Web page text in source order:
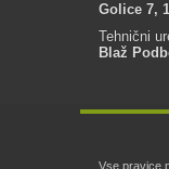
Golice 7,
Tehnični
Blaž
Vse pravice